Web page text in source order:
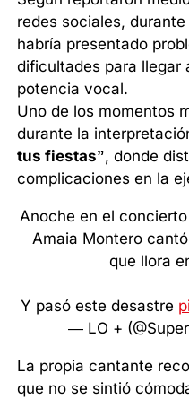
redes sociales,
habría presentado
dificultades para llegar
potencia vocal.
Uno de los momentos
durante la
tus fiestas”, donde
complicaciones en la
Anoche en el
Amaia Montero
que llora
Y pasó este desastre
— LO +
La propia cantante
que no se sintió